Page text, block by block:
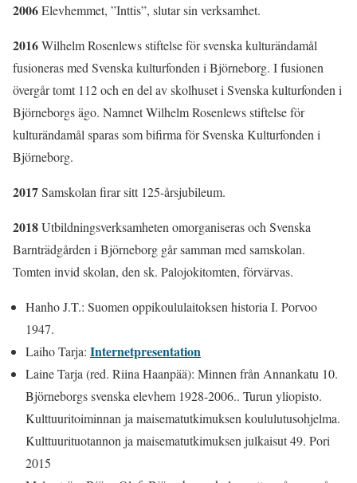
2006Elevhemmet, ”Inttis”, slutar sin verksamhet.
2016Wilhelm Rosenlews stiftelse för svenska kulturändamål
fusioneras med Svenska kulturfonden i Björneborg. I fusionen
övergår tomt 112 och en del av skolhuset i Svenska kulturfonden i
Björneborgs ägo. Namnet Wilhelm Rosenlews stiftelse för
kulturändamål sparas som bifirma för Svenska Kulturfonden i
Björneborg.
2017Samskolan firar sitt 125-årsjubileum.
2018Utbildningsverksamheten omorganiseras och Svenska
Barnträdgården i Björneborg går samman med samskolan.
Tomten invid skolan, den sk. Palojokitomten, förvärvas.
Hanho J.T.: Suomen oppikoululaitoksen historia I. Porvoo
1947.
Laiho Tarja: Internetpresentation
Laine Tarja (red. Riina Haanpää): Minnen från Annankatu 10.
Björneborgs svenska elevhem 1928-2006.. Turun yliopisto.
Kulttuuritoiminnan ja maisematutkimuksen koululutusohjelma.
Kulttuurituotannon ja maisematutkimuksen julkaisut 49. Pori
2015